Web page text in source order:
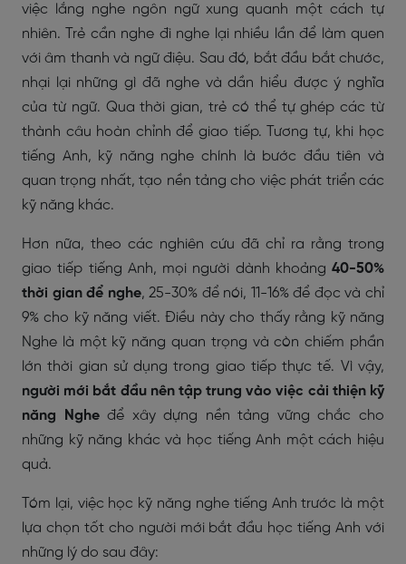
việc lắng nghe ngôn ngữ xung quanh một cách tự
nhiên. Trẻ cần nghe đi nghe lại nhiều lần để làm quen
với âm thanh và ngữ điệu. Sau đó, bắt đầu bắt chước,
nhại lại những gì đã nghe và dần hiểu được ý nghĩa
của từ ngữ. Qua thời gian, trẻ có thể tự ghép các từ
thành câu hoàn chỉnh để giao tiếp. Tương tự, khi học
tiếng Anh, kỹ năng nghe chính là bước đầu tiên và
quan trọng nhất, tạo nền tảng cho việc phát triển các
kỹ năng khác.
Hơn nữa, theo các nghiên cứu đã chỉ ra rằng trong
giao tiếp tiếng Anh, mọi người dành khoảng 40-50%
thời gian để nghe, 25-30% để nói, 11-16% để đọc và chỉ
9% cho kỹ năng viết. Điều này cho thấy rằng kỹ năng
Nghe là một kỹ năng quan trọng và còn chiếm phần
lớn thời gian sử dụng trong giao tiếp thực tế. Vì vậy,
người mới bắt đầu nên tập trung vào việc cải thiện kỹ
năng Ngheđể xây dựng nền tảng vững chắc cho
những kỹ năng khác và học tiếng Anh một cách hiệu
quả.
Tóm lại, việc học kỹ năng nghe tiếng Anh trước là một
lựa chọn tốt cho người mới bắt đầu học tiếng Anh với
những lý do sau đây: